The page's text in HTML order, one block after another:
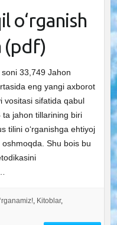
o‘rganish
(pdf)
soni 33,749 Jahon
eng yangi axborot
vositasi sifatida qabul
ta jahon tillarining biri
tilini o‘rganishga ehtiyoj
oshmoqda. Shu bois bu
, Kitoblar,